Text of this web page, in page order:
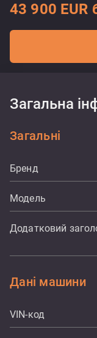
43 900 EUR
Загальна
Загальні
Бренд
Модель
Додатковий
Дані машини
VIN-код